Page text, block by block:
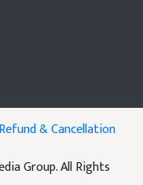
Refund & Cancellation
Group. All Rights